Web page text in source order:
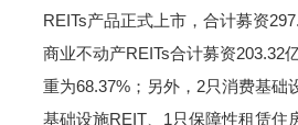
REITs产品正式上市，合计募资
商业不动产REITs合计募资203.32
重为68.37%；另外，2只消费基础
基础设施REIT、1只保障性租赁住